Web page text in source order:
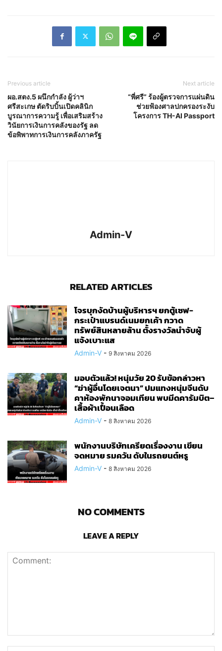
Previous article
ผอ.สตง.5 ผนึกกำลัง ผู้ว่าฯ
ศรีสะเกษ ตัดริบบิ้นเปิดคลินิก
บูรณาการความรู้ เพื่อเสริมสร้าง
วินัยการเงินการคลังของรัฐ ลด
ข้อพิพาทการเงินการคลังภาครัฐ
Next article
“พี่ศรี” ร้องผู้ตรวจการแผ่นดิน
ช่วยฟ้องศาลปกครองระงับ
โครงการ TH-AI Passport
Admin-V
RELATED ARTICLES
โจรบุกงัดบ้านผู้บริหารฯ ยกตู้เซฟ-
กระเป๋าแบรนด์เนมยกเค้า กวาด
ทรัพย์สินหลายล้าน ตั้งรางวัลนำจับผู้
แจ้งเบาะแส
Admin-V - 9 สิงหาคม 2026
มอบตัวแล้ว! หนุ่มวัย 20 รับข้อกล่าวหา
“ฆ่าผู้อื่นโดยเจตนา” ปมแทงหนุ่มจีนดับ
คาห้องพักนาจอมเทียน พบมีดคารัมบิต–
เสื้อผ้าเปื้อนเลือด
Admin-V - 8 สิงหาคม 2026
พนักงานบริษัทเครียดเรื่องงาน เขียน
จดหมาย รมควัน ดับในรถยนต์หรู
Admin-V - 8 สิงหาคม 2026
NO COMMENTS
LEAVE A REPLY